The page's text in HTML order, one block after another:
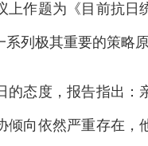
作题为《目前抗日
列极其重要的策略
态度，报告指出：
倾向依然严重存在